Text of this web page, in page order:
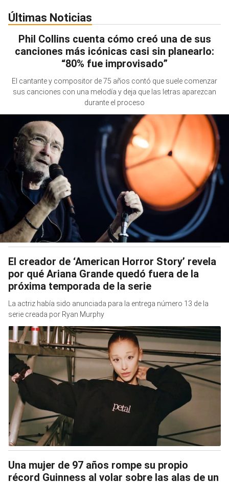
Últimas Noticias
Phil Collins cuenta cómo creó una de sus
canciones más icónicas casi sin planearlo:
“80% fue improvisado”
El cantante y compositor de 75 años contó que suele comenzar
sus canciones con una melodía y deja que las letras aparezcan
durante el proceso
El creador de ‘American Horror Story’ revela
por qué Ariana Grande quedó fuera de la
próxima temporada de la serie
La actriz había sido anunciada para la entrega número 13 de la
serie creada por Ryan Murphy
Una mujer de 97 años rompe su propio
récord Guinness al volar sobre las alas de un